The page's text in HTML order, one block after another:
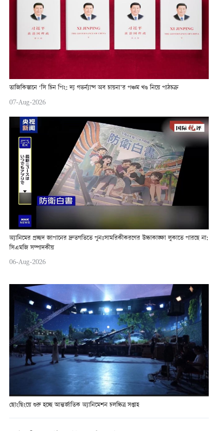
তাজিকিস্তানে ‘সি চিন পিং: দ্য গভর্ন্যান্স অব চায়না’র পঞ্চম খণ্ড নিয়ে পাঠচক্র
07-Aug-2026
অ্যানিমের প্রচ্ছদ জাপানের দ্রুতগতিতে পুনঃসামরিকীকরণের উচ্চাকাঙ্ক্ষা লুকাতে পারছে না:
সিএমজি সম্পাদকীয়
06-Aug-2026
ছোংছিংয়ে শুরু হচ্ছে আন্তর্জাতিক অ্যানিমেশন চলচ্চিত্র সপ্তাহ